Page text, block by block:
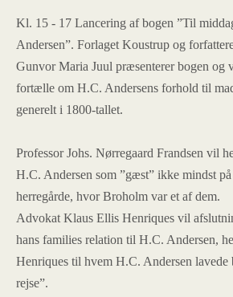
Kl. 15 - 17 Lancering af bogen ”Til
Andersen”. Forlaget Koustrup og
Gunvor Maria Juul præsenterer bogen og
fortælle om H.C. Andersens forhold til
generelt i 1800-tallet.
Professor Johs. Nørregaard Frandsen vil
H.C. Andersen som ”gæst” ikke mindst
herregårde, hvor Broholm var et af dem.
Advokat Klaus Ellis Henriques vil
hans families relation til H.C. Andersen,
Henriques til hvem H.C. Andersen lavede
rejse”.